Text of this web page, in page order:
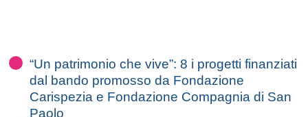
“Un patrimonio che vive”: 8 i progetti finanziati
dal bando promosso da Fondazione
Carispezia e Fondazione Compagnia di San
Paolo